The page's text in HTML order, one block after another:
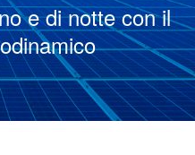
e di notte con il